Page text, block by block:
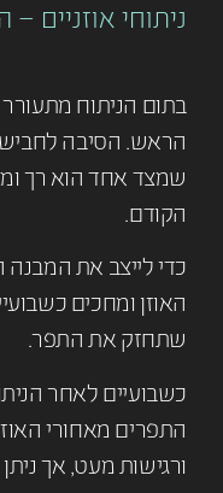
ניתוחי אוזניים
בתום הניתוח
הראש. הסיבה
שמצד אחד הוא רך
הקודם.
כדי לייצב את
האוזן ומחכים
שתחזק את התפר.
כשבועיים לאחר
התפרים מאחורי
ורגישות מעט, אך